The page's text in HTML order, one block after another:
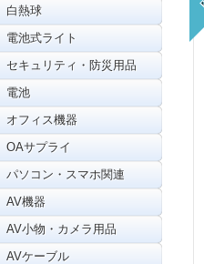
白熱球
電池式ライト
セキュリティ・防災用品
電池
オフィス機器
OAサプライ
パソコン・スマホ関連
AV機器
AV小物・カメラ用品
AVケーブル